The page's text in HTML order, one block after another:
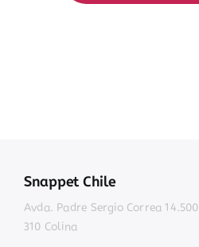
Snappet Chile
Avda. Padre Sergio Correa 14.500
310 Colina